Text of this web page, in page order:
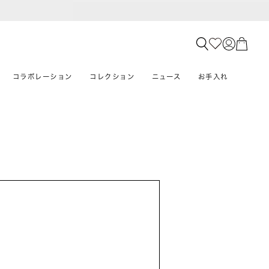
コラボレーション コレクション ニュース お手入れ